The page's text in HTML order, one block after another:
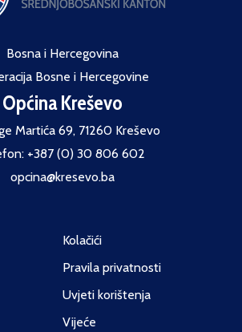
Bosna i Hercegovina
Bosne i Hercegovine
Općina Kreševo
Martića 69, 71260 Kreševo
+387 (0) 30 806 602
opcina@kresevo.ba
Kolačići
Pravila privatnosti
Uvjeti korištenja
Vijeće